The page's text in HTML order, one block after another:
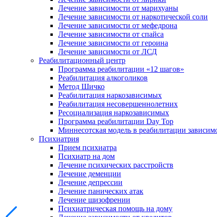
Лечение зависимости от марихуаны
Лечение зависимости от наркотической соли
Лечение зависимости от мефедрона
Лечение зависимости от спайса
Лечение зависимости от героина
Лечение зависимости от ЛСД
Реабилитационный центр
Программа реабилитации «12 шагов»
Реабилитация алкоголиков
Метод Шичко
Реабилитация наркозависимых
Реабилитация несовершеннолетних
Ресоциализация наркозависимых
Программа реабилитации Day Top
Миннесотская модель в реабилитации
Психиатрия
Прием психиатра
Психиатр на дом
Лечение психических расстройств
Лечение деменции
Лечение депрессии
Лечение панических атак
Лечение шизофрении
Психиатрическая помощь на дому